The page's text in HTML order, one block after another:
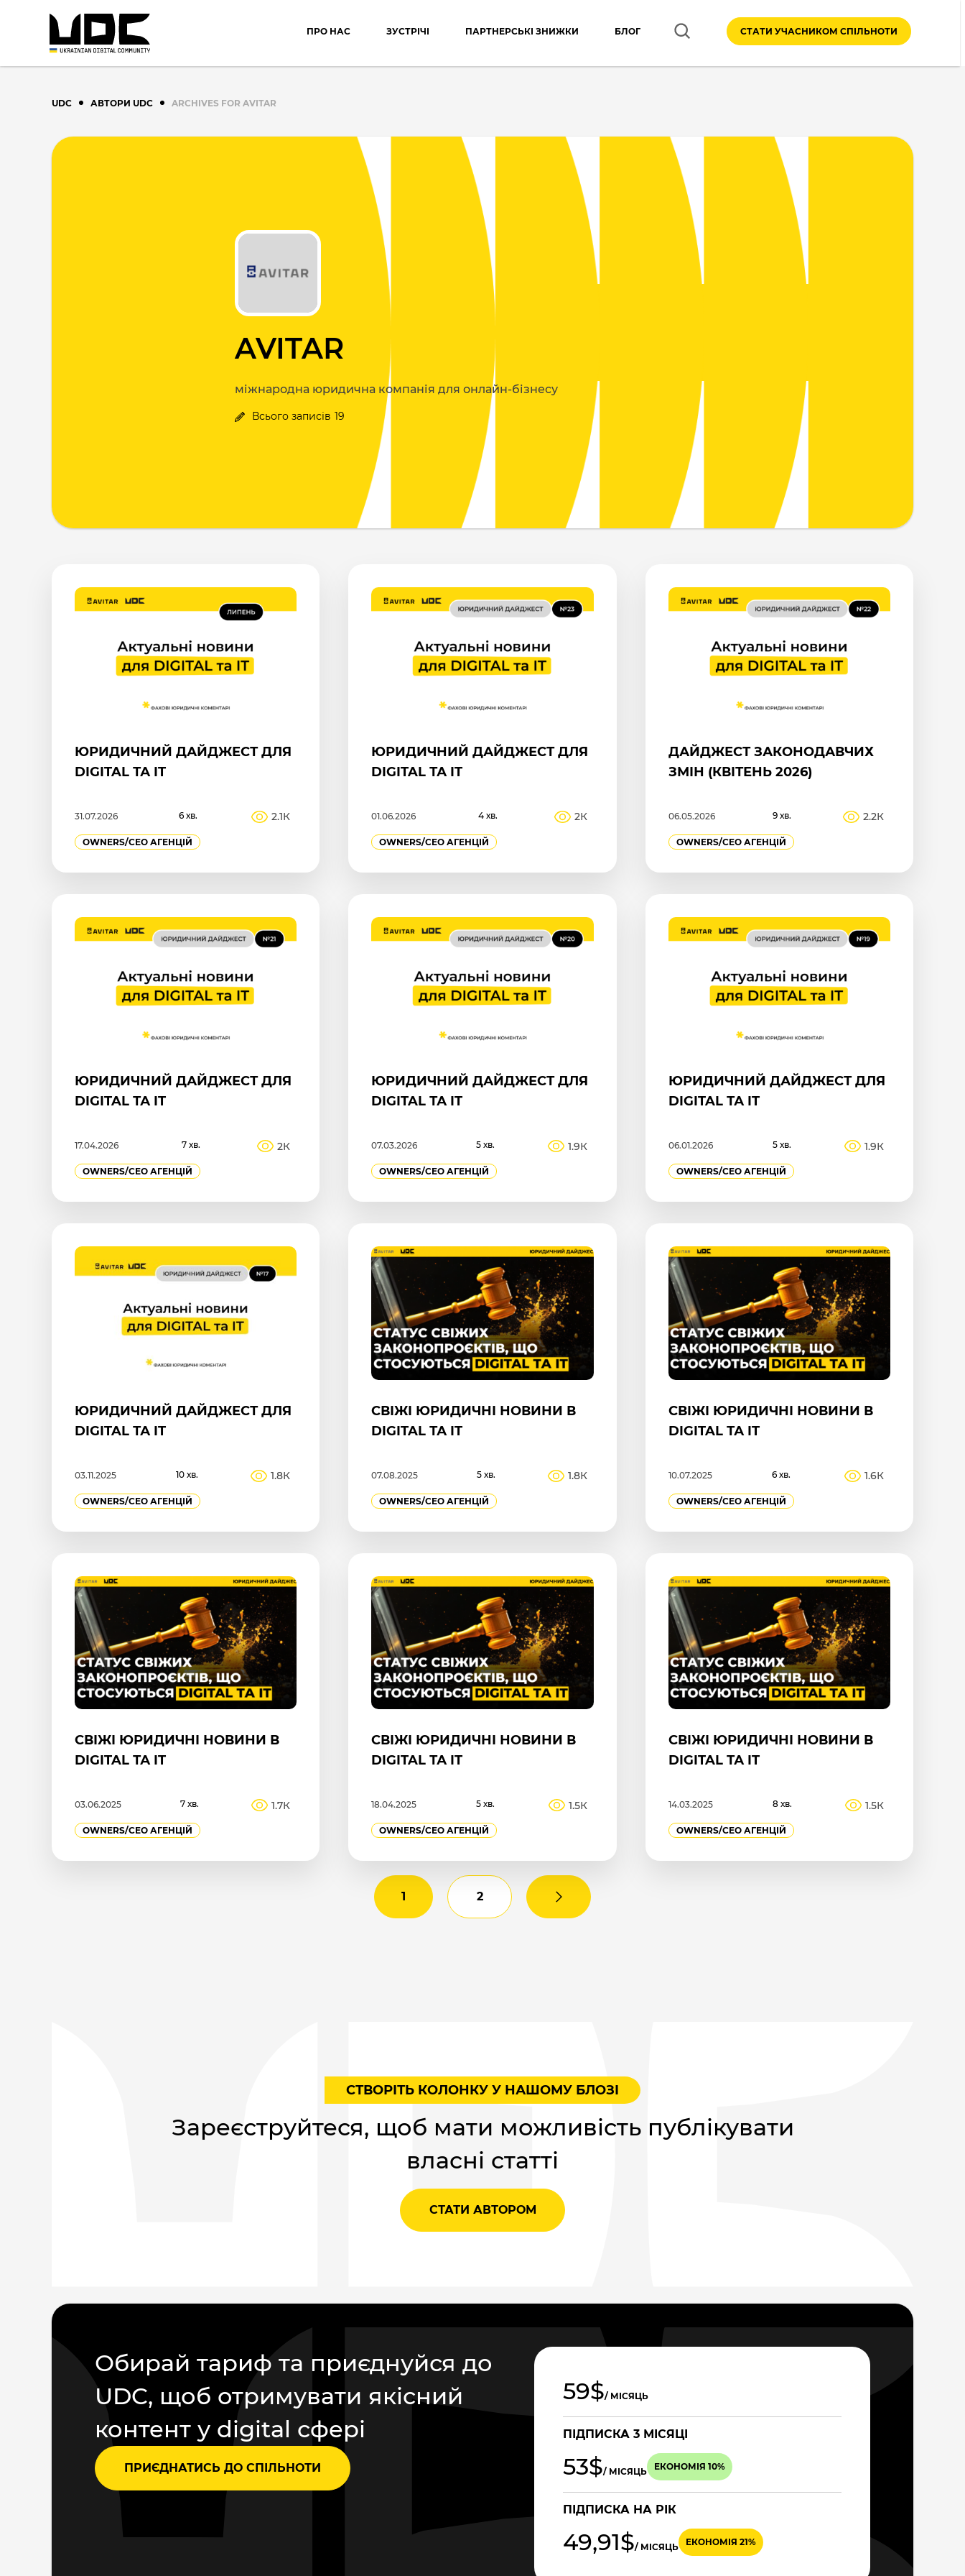
ПРО НАС ЗУСТРІЧІ ПАРТНЕРСЬКІ ЗНИЖКИ БЛОГ СТАТИ УЧАСНИКОМ СПІЛЬНОТИ
UDC АВТОРИ UDC ARCHIVES FOR AVITAR
AVITAR
Всього записів 19
міжнародна юридична компанія для онлайн-бізнесу
ЮРИДИЧНИЙ ДАЙДЖЕСТ ДЛЯ
DIGITAL ТА IT
31.07.2026 6 хв. 2.1К
OWNERS/СEO АГЕНЦІЙ
ЮРИДИЧНИЙ ДАЙДЖЕСТ ДЛЯ
DIGITAL ТА IT
01.06.2026 4 хв. 2К
OWNERS/СEO АГЕНЦІЙ
ДАЙДЖЕСТ ЗАКОНОДАВЧИХ
ЗМІН (КВІТЕНЬ 2026)
06.05.2026 9 хв. 2.2К
OWNERS/СEO АГЕНЦІЙ
ЮРИДИЧНИЙ ДАЙДЖЕСТ ДЛЯ
DIGITAL ТА IT
17.04.2026 7 хв. 2К
OWNERS/СEO АГЕНЦІЙ
ЮРИДИЧНИЙ ДАЙДЖЕСТ ДЛЯ
DIGITAL ТА IT
07.03.2026 5 хв. 1.9К
OWNERS/СEO АГЕНЦІЙ
ЮРИДИЧНИЙ ДАЙДЖЕСТ ДЛЯ
DIGITAL ТА IT
06.01.2026 5 хв. 1.9К
OWNERS/СEO АГЕНЦІЙ
ЮРИДИЧНИЙ ДАЙДЖЕСТ ДЛЯ
DIGITAL ТА IT
03.11.2025 10 хв. 1.8К
OWNERS/СEO АГЕНЦІЙ
СВІЖІ ЮРИДИЧНІ НОВИНИ В
DIGITAL ТА IT
07.08.2025 5 хв. 1.8К
OWNERS/СEO АГЕНЦІЙ
СВІЖІ ЮРИДИЧНІ НОВИНИ В
DIGITAL ТА IT
10.07.2025 6 хв. 1.6К
OWNERS/СEO АГЕНЦІЙ
СВІЖІ ЮРИДИЧНІ НОВИНИ В
DIGITAL ТА IT
03.06.2025 7 хв. 1.7К
OWNERS/СEO АГЕНЦІЙ
СВІЖІ ЮРИДИЧНІ НОВИНИ В
DIGITAL ТА IT
18.04.2025 5 хв. 1.5К
OWNERS/СEO АГЕНЦІЙ
СВІЖІ ЮРИДИЧНІ НОВИНИ В
DIGITAL ТА IT
14.03.2025 8 хв. 1.5К
OWNERS/СEO АГЕНЦІЙ
1 2
СТВОРІТЬ КОЛОНКУ У НАШОМУ БЛОЗІ
Зареєструйтеся, щоб мати можливість публікувати
власні статті
СТАТИ АВТОРОМ
Обирай тариф та приєднуйся до
UDC, щоб отримувати якісний
контент у digital сфері
ПРИЄДНАТИСЬ ДО СПІЛЬНОТИ
59$/ МІСЯЦЬ
ПІДПИСКА 3 МІСЯЦІ
53$/ МІСЯЦЬ ЕКОНОМІЯ 10%
ПІДПИСКА НА РІК
49,91$/ МІСЯЦЬ ЕКОНОМІЯ 21%